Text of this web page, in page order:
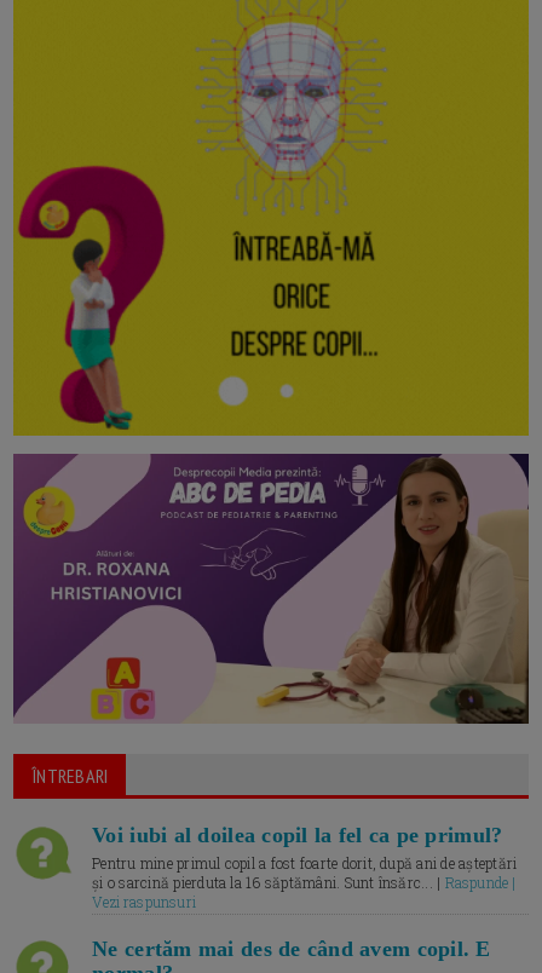
ÎNTREBARI
Voi iubi al doilea copil la fel ca pe primul?
Pentru mine primul copil a fost foarte dorit, după ani de așteptări
și o sarcină pierduta la 16 săptămâni. Sunt însărc... | Raspunde |
Vezi raspunsuri
Ne certăm mai des de când avem copil. E